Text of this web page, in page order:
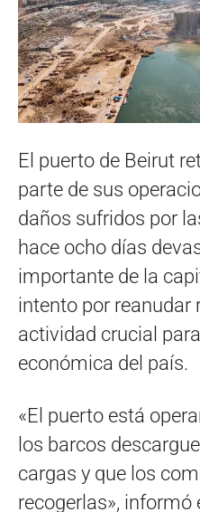
El puerto de Beirut
parte de sus
daños sufridos por
hace ocho días
importante de la
intento por reanudar
actividad crucial
económica del país.
«El puerto está
los barcos
cargas y que los
recogerlas», informó